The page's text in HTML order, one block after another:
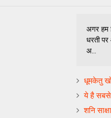
अगर हम
धरती
अ...
धूमकेतु
ये है सबसे
शनि